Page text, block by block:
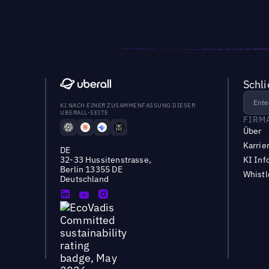
KI NACH EINER ZUSAMMENFASSUNG DIESER
UBERALL-SEITE
DE
32-33 Hussitenstrasse,
Berlin 13355 DE
Deutschland
Über
KI